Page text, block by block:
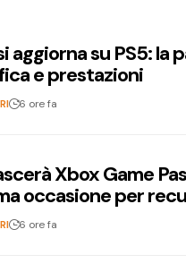
aggiorna su PS5: la
e prestazioni
6 ore fa
Xbox Game
occasione per
6 ore fa